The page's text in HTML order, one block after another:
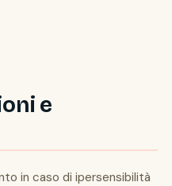
e
in caso di ipersensibilità